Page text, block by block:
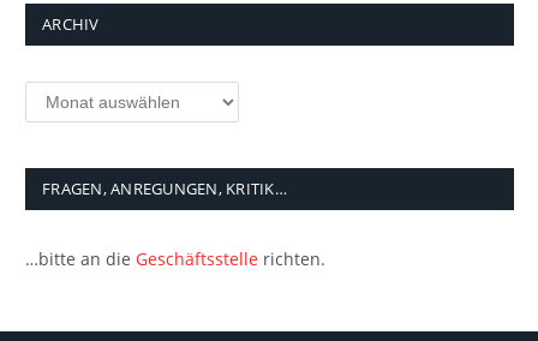
ARCHIV
Archiv
FRAGEN, ANREGUNGEN, KRITIK…
…bitte an die Geschäftsstelle richten.